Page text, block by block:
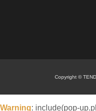
Copyright ©
Warning: include(pop-